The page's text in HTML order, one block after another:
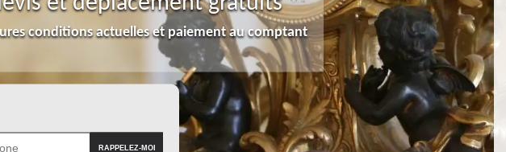
conditions actuelles et paiement au comptant